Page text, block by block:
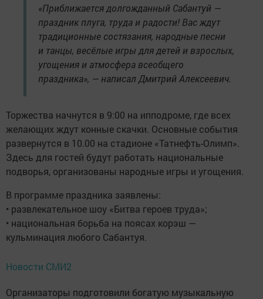
«Приближается долгожданный Сабантуй —
праздник плуга, труда и радости! Вас ждут
традиционные состязания, народные песни
и танцы, весёлые игры для детей и взрослых,
угощения и атмосфера всеобщего
праздника», — написал Дмитрий Алексеевич.
Торжества начнутся в 9:00 на ипподроме, где всех
желающих ждут конные скачки. Основные события
развернутся в 10.00 на стадионе «Татнефть-Олимп».
Здесь для гостей будут работать национальные
подворья, организованы народные игры и угощения.
В программе праздника заявлены:
• развлекательное шоу «Битва героев труда»;
• национальная борьба на поясах корэш —
кульминация любого Сабантуя.
Новости СМИ2
Организаторы подготовили богатую музыкальную